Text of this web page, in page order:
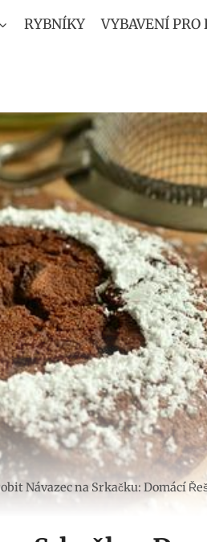
RYBNÍKY VYBAVENÍ PRO
Návazec na Srkačku: Domácí